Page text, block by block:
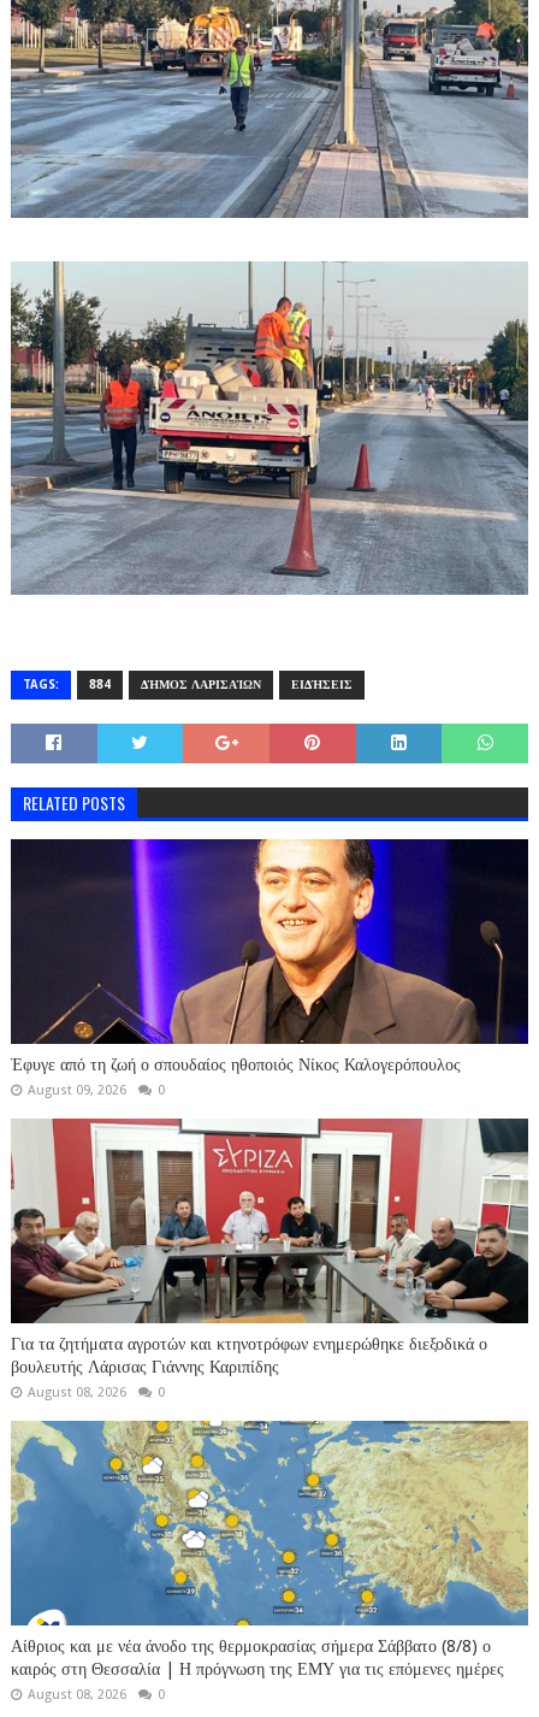
TAGS: 884 ΔΉΜΟΣ ΛΑΡΙΣΑΊΩΝ ΕΙΔΉΣΕΙΣ
RELATED POSTS
Έφυγε από τη ζωή ο σπουδαίος ηθοποιός Νίκος Καλογερόπουλος
August 09, 2026 0
Για τα ζητήματα αγροτών και κτηνοτρόφων ενημερώθηκε διεξοδικά ο
βουλευτής Λάρισας Γιάννης Καριπίδης
August 08, 2026 0
Αίθριος και με νέα άνοδο της θερμοκρασίας σήμερα Σάββατο (8/8) ο
καιρός στη Θεσσαλία | Η πρόγνωση της ΕΜΥ για τις επόμενες ημέρες
August 08, 2026 0